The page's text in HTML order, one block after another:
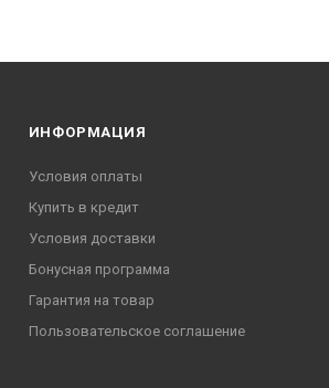
ИНФОРМАЦИЯ
Условия оплаты
Купить в кредит
Условия доставки
Бонусная программа
Гарантия на товар
Пользовательское соглашение